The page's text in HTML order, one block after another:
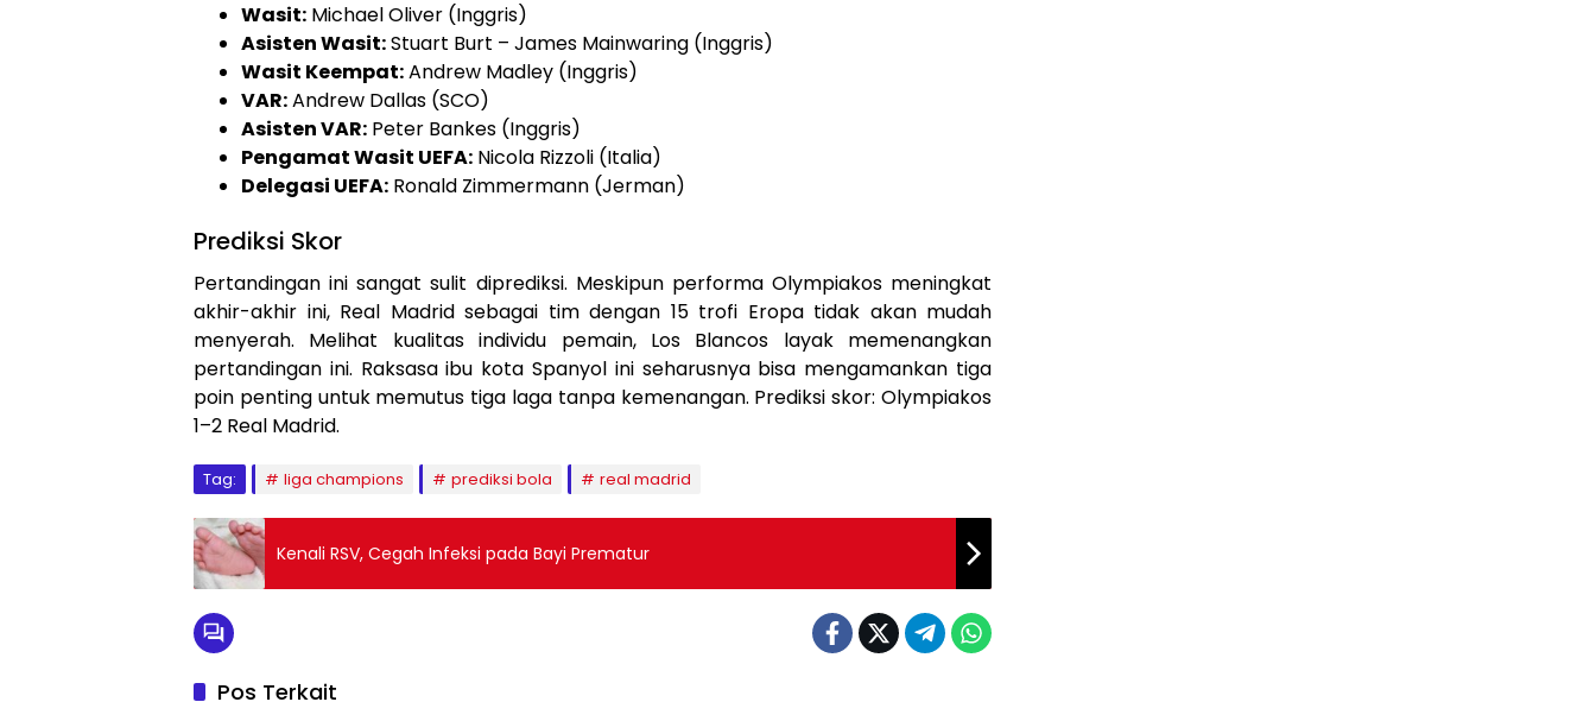
Wasit: Michael Oliver (Inggris)
Asisten Wasit:Stuart Burt – James Mainwaring (Inggris)
Wasit Keempat:Andrew Madley (Inggris)
VAR:Andrew Dallas (SCO)
Asisten VAR: Peter Bankes (Inggris)
Pengamat Wasit UEFA: Nicola Rizzoli (Italia)
Delegasi UEFA: Ronald Zimmermann (Jerman)
Prediksi Skor
Pertandingan ini sangat sulit diprediksi. Meskipun performa Olympiakos meningkat
akhir-akhir ini, Real Madrid sebagai tim dengan 15 trofi Eropa tidak akan mudah
menyerah. Melihat kualitas individu pemain, Los Blancos layak memenangkan
pertandingan ini. Raksasa ibu kota Spanyol ini seharusnya bisa mengamankan tiga
poin penting untuk memutus tiga laga tanpa kemenangan. Prediksi skor: Olympiakos
1–2 Real Madrid.
Tag: liga champions prediksi bola real madrid
Kenali RSV, Cegah Infeksi pada Bayi Prematur
Pos Terkait